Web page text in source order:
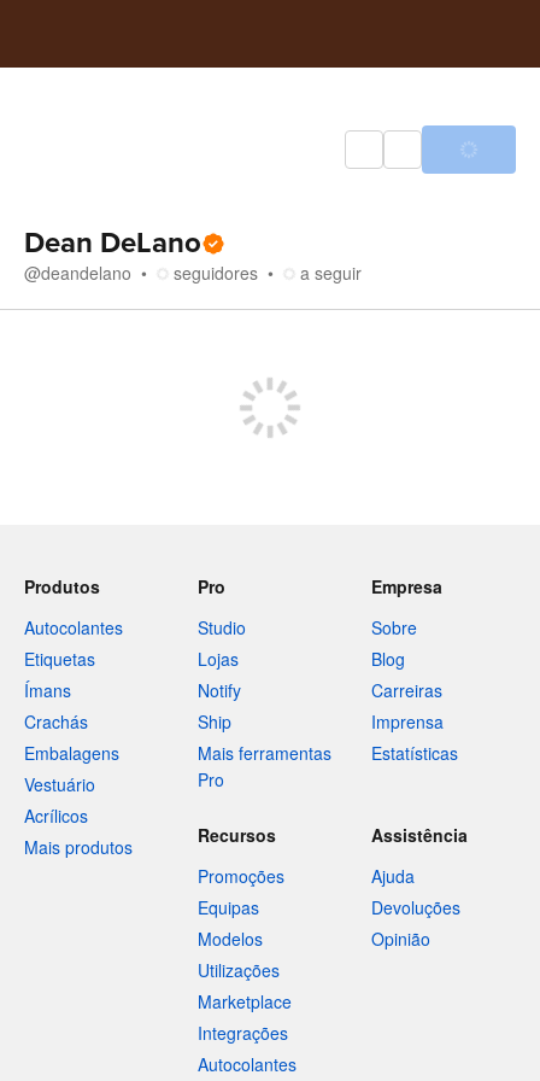
Dean DeLano
@deandelano seguidores a seguir
Produtos
Autocolantes
Etiquetas
Ímans
Crachás
Embalagens
Vestuário
Acrílicos
Mais produtos
Pro
Studio
Lojas
Notify
Ship
Mais ferramentas
Pro
Empresa
Sobre
Blog
Carreiras
Imprensa
Estatísticas
Recursos
Promoções
Equipas
Modelos
Utilizações
Marketplace
Integrações
Autocolantes
Assistência
Ajuda
Devoluções
Opinião